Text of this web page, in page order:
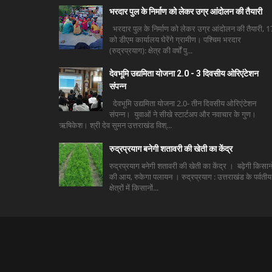
भरदार पुल के निर्माण को लेकर उग्र आंदोलन की तैयारी
भरदार पुल के निर्माण को लेकर उग्र आंदोलन की तैयारी,
को डीएम कार्यालय घेरेंगे ग्रामीण। पश्चिम भरदार
(रुद्रप्रयाग): क्षेत्र की वर्षों पु...
देवभूमि उद्यमिता योजना 2.0 - 3 दिवसीय ओरिएंटेशन
संपन्न
देवभूमि उद्यमिता योजना 2.0- तीन दिवसीय ओरिएंटेशन
संपन्न। युवाओं ने सीखे स्टार्टअप और नवाचार के गुण।
ऋषिकेश। श्री देव सुमन उत्तराखंड विश्...
रुद्रप्रयाग बनेगी शतावरी की खेती का केंद्र
रुद्रप्रयाग बनेगी शतावरी की खेती का केंद्र । बढ़ेगी
की आय, रुकेगा पलायन । रुद्रप्रयाग : उत्तराखंड के पर्वतीय
क्षेत्रों में किसानों...